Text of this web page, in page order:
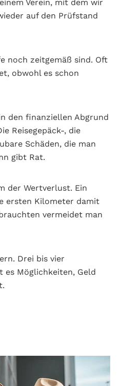
Verein, mit dem wir
auf den Prüfstand
noch zeitgemäß sind. Oft
obwohl es schon
den finanziellen Abgrund
Reisegepäck-, die
Schäden, die man
gibt Rat.
der Wertverlust. Ein
ersten Kilometer damit
vermeidet man
Drei bis vier
es Möglichkeiten, Geld